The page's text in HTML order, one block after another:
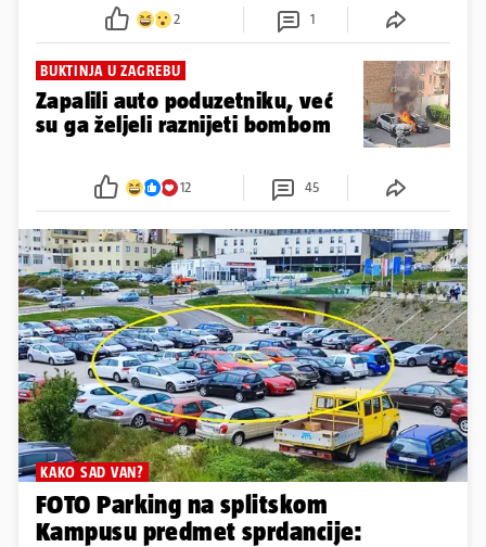
2 1
BUKTINJA U ZAGREBU
Zapalili auto poduzetniku, već
su ga željeli raznijeti bombom
12 45
KAKO SAD VAN?
FOTO Parking na splitskom
Kampusu predmet sprdancije: